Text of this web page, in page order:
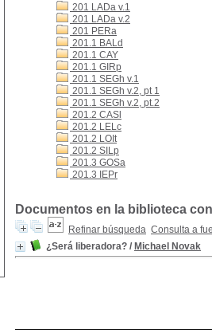
201 LADa v.1
201 LADa v.2
201 PERa
201.1 BALd
201.1 CAY
201.1 GIRp
201.1 SEGh v.1
201.1 SEGh v.2, pt 1
201.1 SEGh v.2, pt.2
201.2 CASl
201.2 LELc
201.2 LOIt
201.2 SILp
201.3 GOSa
201.3 IEPr
Documentos en la biblioteca
Refinar búsqueda Consulta a
¿Será liberadora? / Michael Novak